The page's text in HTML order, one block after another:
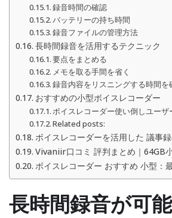
録音時間の確認
バッテリーの持ち時間
録音ファイルの管理方法
長時間録音を活用するテクニック
要点をまとめる
メモを取る手間を省く
録音内容をリスニングする時間を
おすすめの小型ボイスレコーダー
ボイスレコーダー使い倒しユー
Related posts:
ボイスレコーダーを活用した 議事
Vivaniir口コミ 評判まとめ｜64GB
ボイスレコーダー おすすめ 小型：
長時間録音が可